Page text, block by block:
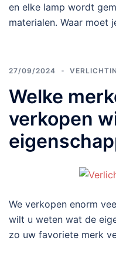
en elke lamp wordt
materialen. Waar moet
27/09/2024
Welke
verkopen
We verkopen enorm
wilt u weten wat de
zo uw favoriete merk